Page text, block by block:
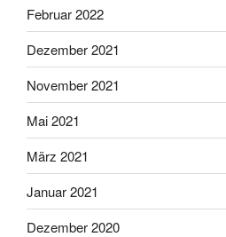
Februar 2022
Dezember 2021
November 2021
Mai 2021
März 2021
Januar 2021
Dezember 2020